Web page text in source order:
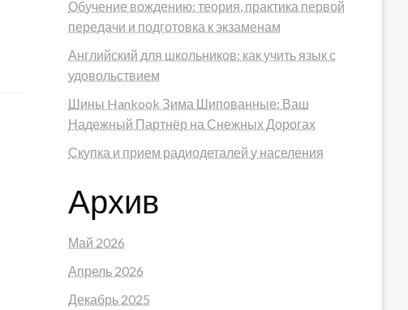
Обучение вождению: теория, практика первой
передачи и подготовка к экзаменам
Английский для школьников: как учить язык с
удовольствием
Шины Hankook Зима Шипованные: Ваш
Надежный Партнёр на Снежных Дорогах
Скупка и прием радиодеталей у населения
Архив
Май 2026
Апрель 2026
Декабрь 2025